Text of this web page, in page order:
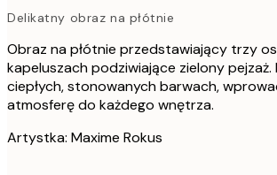
Delikatny obraz na płótnie
Obraz na płótnie przedstawiający trzy
kapeluszach podziwiające zielony pejzaż.
ciepłych, stonowanych barwach,
atmosferę do każdego wnętrza.
Artystka: Maxime Rokus